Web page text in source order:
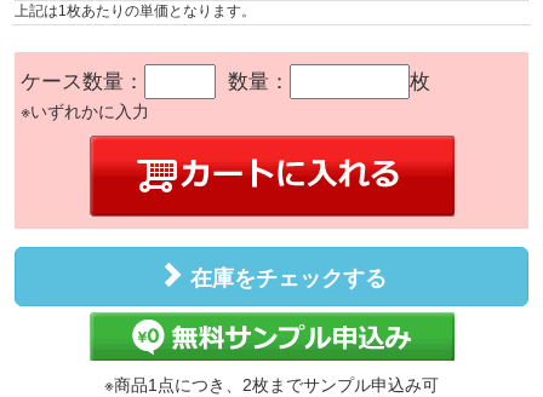
上記は1枚あたりの単価となります。
ケース数量： 数量： 枚
※いずれかに入力
在庫をチェックする
※商品1点につき、2枚までサンプル申込み可